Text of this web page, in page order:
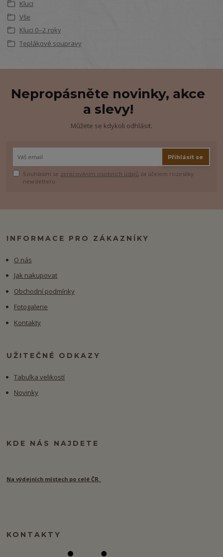
Kluci
Vše
Kluci 0–2 roky
Teplákové soupravy
Nepropásněte novinky, akce
a slevy!
Můžete se kdykoli odhlásit.
Přihlásit se
Souhlasím se zpracováním osobních údajů za účelem rozesílky
newsletteru.
INFORMACE PRO ZÁKAZNÍKY
O nás
Jak nakupovat
Obchodní podmínky
Fotogalerie
Kontakty
UŽITEČNÉ ODKAZY
Tabulka velikostí
Novinky
KDE NÁS NAJDETE
Na výdejních místech po celé ČR.
KONTAKTY